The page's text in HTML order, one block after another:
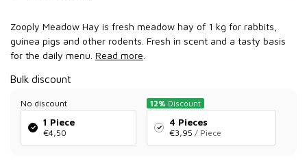
Zooply Meadow Hay is fresh meadow hay of 1 kg for rabbits,
guinea pigs and other rodents. Fresh in scent and a tasty basis
for the daily menu. Read more
Bulk discount
No discount
1 Piece
€4,50
12% Discount
4 Pieces
€3,95 / Piece